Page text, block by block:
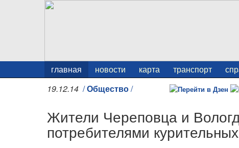
главная новости карта транспорт
19.12.14 /Общество/
Жители Череповца и
потребителями